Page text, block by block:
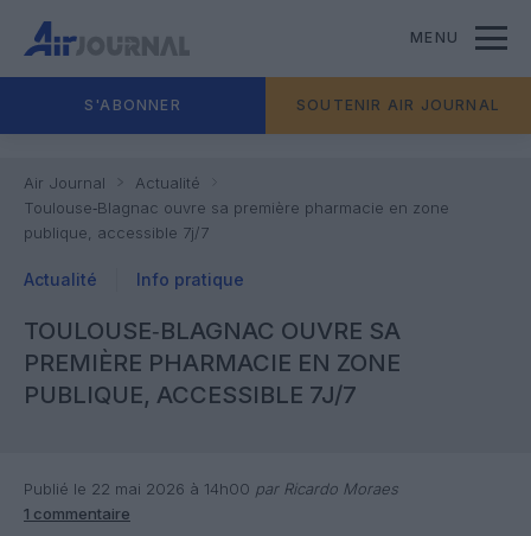
MENU
S'ABONNER SOUTENIR AIR JOURNAL
Air Journal
Actualité
Toulouse‑Blagnac ouvre sa première pharmacie en zone
publique, accessible 7j/7
Actualité Info pratique
TOULOUSE‑BLAGNAC OUVRE SA
PREMIÈRE PHARMACIE EN ZONE
PUBLIQUE, ACCESSIBLE 7J/7
Publié le 22 mai 2026 à 14h00 par Ricardo Moraes
1 commentaire